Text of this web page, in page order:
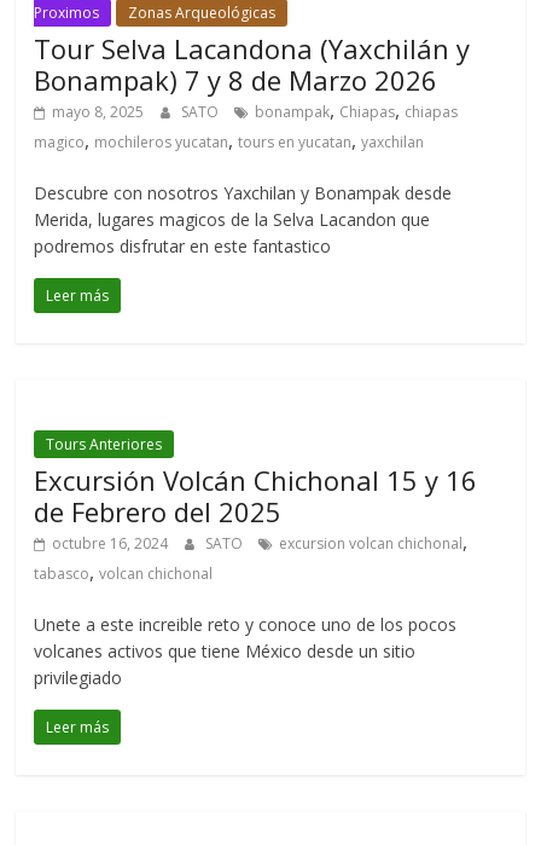
Proximos
Zonas Arqueológicas
Tour Selva Lacandona (Yaxchilán y
Bonampak) 7 y 8 de Marzo 2026
mayo 8, 2025 SATO bonampak, Chiapas, chiapas
magico, mochileros yucatan,tours en yucatan,yaxchilan
Descubre con nosotros Yaxchilan y Bonampak desde
Merida, lugares magicos de la Selva Lacandon que
podremos disfrutar en este fantastico
Leer más
Tours Anteriores
Excursión Volcán Chichonal 15 y 16
de Febrero del 2025
octubre 16, 2024 SATO excursion volcan chichonal,
tabasco,volcan chichonal
Unete a este increible reto y conoce uno de los pocos
volcanes activos que tiene México desde un sitio
privilegiado
Leer más